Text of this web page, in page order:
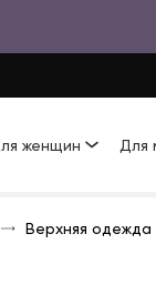
женщин Для
Верхняя одежда